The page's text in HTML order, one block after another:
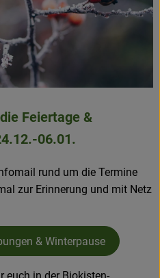
Feiertage &
06.01.
rund um die Termine
zur Erinnerung und mit Netz
& Winterpause